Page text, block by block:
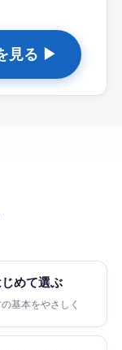
見る ▶
じめて選ぶ
基本をやさしく